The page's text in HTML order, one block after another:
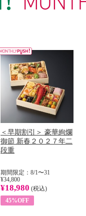
＜早期割引＞ 豪華絢爛
御節 新春２０２７年二
段重
期間限定：8/1〜31
¥34,800
¥18,980 (税込)
45%OFF